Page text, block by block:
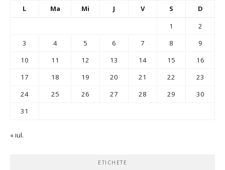
L
Ma Mi J V S
D
1
2
3
4 5 6 7 8
9
10
11 12 13 14 15
16
17
18 19 20 21 22
23
24
25 26 27 28 29
30
31
« iul.
ETICHETE